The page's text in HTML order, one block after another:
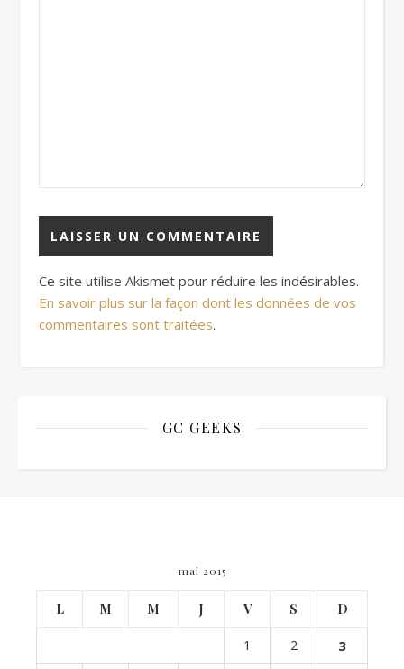
Ce site utilise Akismet pour réduire les indésirables.
En savoir plus sur la façon dont les données de vos
commentaires sont traitées.
GC GEEKS
mai 2015
L M M J V S D
1 2 3